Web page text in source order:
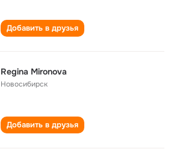
Добавить в друзья
Regina Mironova
Новосибирск
Добавить в друзья